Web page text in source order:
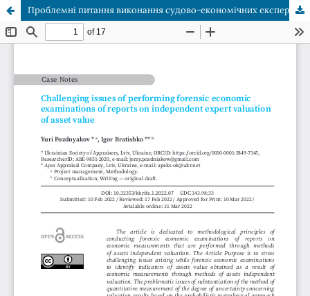
Проблемні питання виконання судово-економічних експертиз звітів із незалежної експертної оцінки вартості активів